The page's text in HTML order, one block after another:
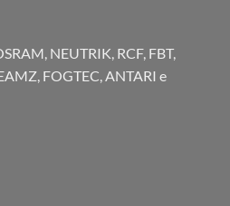
NEUTRIK, RCF, FBT,
FOGTEC, ANTARI e